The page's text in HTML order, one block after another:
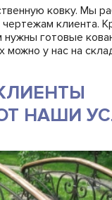
ковку. Мы
чертежам клиента.
нужны готовые
можно у нас на
НАШИ